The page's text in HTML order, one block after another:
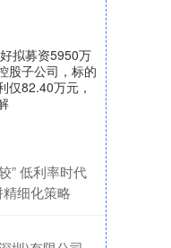
拟募资5950万
股子公司，标的
仅82.40万元，
” 低利率时代
精细化策略